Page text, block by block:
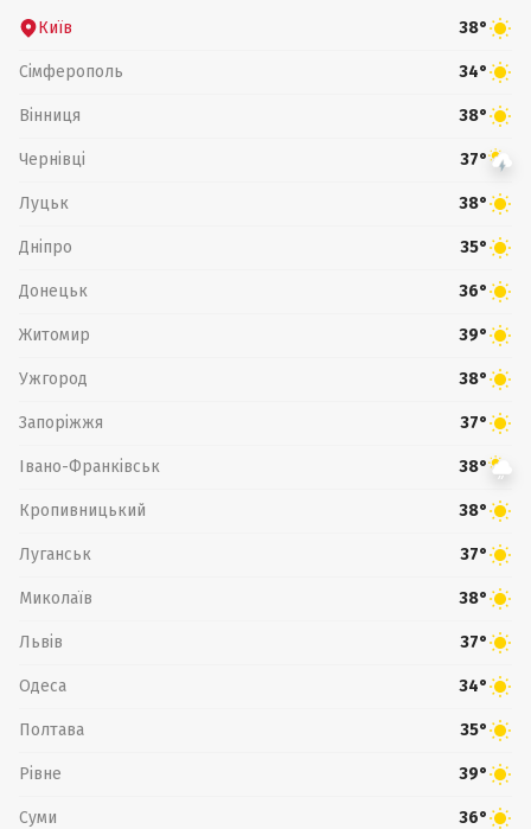
Київ 38°
Сімферополь 34°
Вінниця 38°
Чернівці 37°
Луцьк 38°
Дніпро 35°
Донецьк 36°
Житомир 39°
Ужгород 38°
Запоріжжя 37°
Івано-Франківськ 38°
Кропивницький 38°
Луганськ 37°
Миколаїв 38°
Львів 37°
Одеса 34°
Полтава 35°
Рівне 39°
Суми 36°